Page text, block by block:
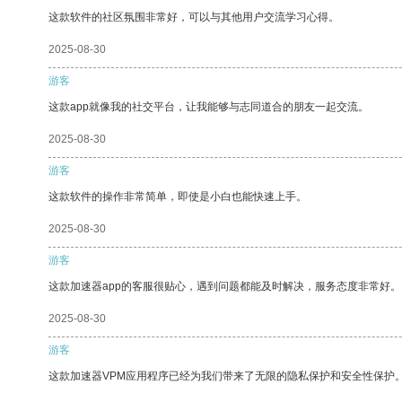
这款软件的社区氛围非常好，可以与其他用户交流学习心得。
2025-08-30
游客
这款app就像我的社交平台，让我能够与志同道合的朋友一起交流。
2025-08-30
游客
这款软件的操作非常简单，即使是小白也能快速上手。
2025-08-30
游客
这款加速器app的客服很贴心，遇到问题都能及时解决，服务态度非常好。
2025-08-30
游客
这款加速器VPM应用程序已经为我们带来了无限的隐私保护和安全性保护